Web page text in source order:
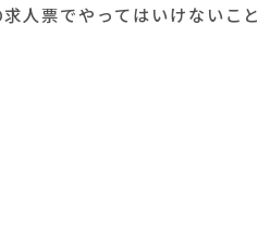
人票でやってはいけないこと